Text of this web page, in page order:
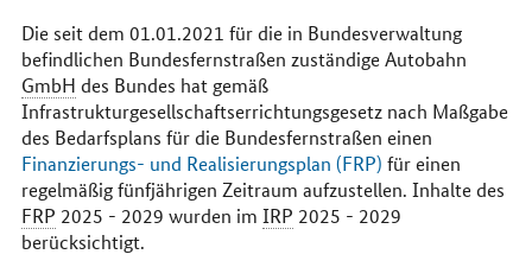
Die seit dem 01.01.2021 für die in Bundesverwaltung
befindlichen Bundesfernstraßen zuständige Autobahn
GmbH des Bundes hat gemäß
Infrastrukturgesellschaftserrichtungsgesetz nach Maßgabe
des Bedarfsplans für die Bundesfernstraßen einen
Finanzierungs- und Realisierungsplan (FRP) für einen
regelmäßig fünfjährigen Zeitraum aufzustellen. Inhalte des
FRP 2025 - 2029 wurden im IRP 2025 - 2029
berücksichtigt.